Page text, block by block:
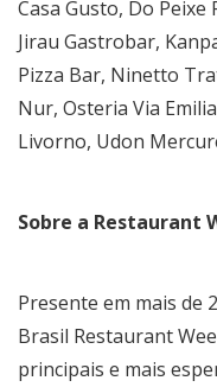
Casa Gusto, Do Peixe
Jirau Gastrobar,
Pizza Bar, Ninetto
Nur, Osteria Via
Livorno, Udon
Sobre a Restaurant
Presente em mais de
Brasil Restaurant
principais e mais